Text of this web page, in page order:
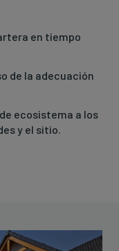
en tiempo
de la adecuación
ecosistema a los
y el sitio.